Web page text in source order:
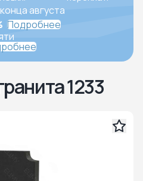
августа
Подробнее
1233